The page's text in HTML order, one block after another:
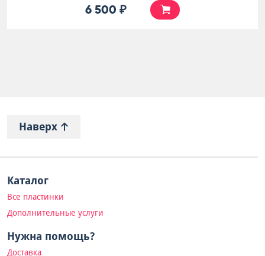
6 500 ₽
Наверх
Каталог
Все пластинки
Дополнительные услуги
Нужна помощь?
Доставка